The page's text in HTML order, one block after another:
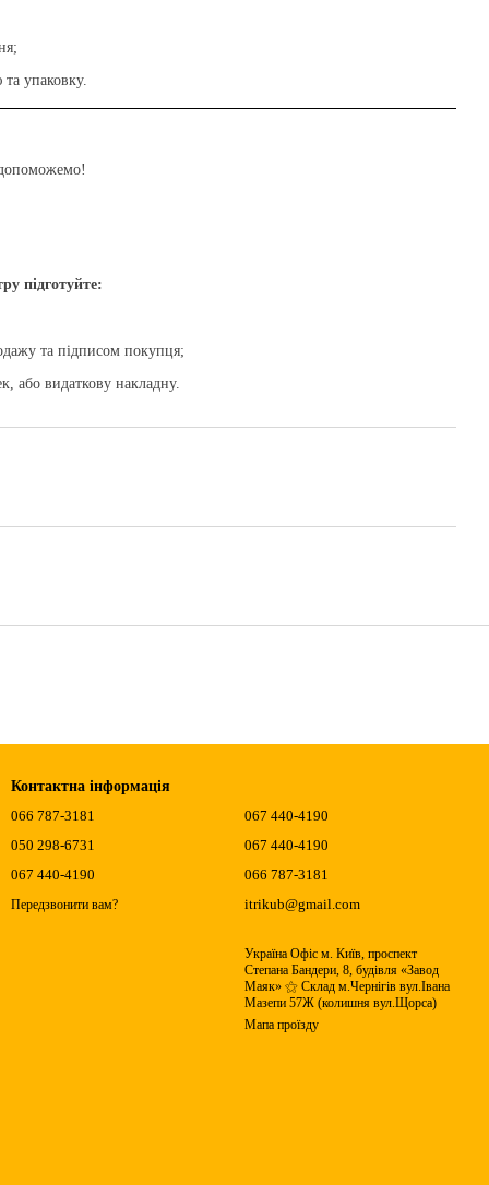
упаковку.
підготуйте:
та підписом покупця;
або видаткову накладну.
Контактна інформація
066 787-3181
050 298-6731
067 440-4190
Передзвонити вам?
067 440-4190
067 440-4190
066 787-3181
itrikub@gmail.com
Україна Офіс м. Київ, проспект
Степана Бандери, 8, будівля «Завод
Маяк» ⚝ Склад м.Чернігів вул.Івана
Мазепи 57Ж (колишня вул.Щорса)
Мапа проїзду